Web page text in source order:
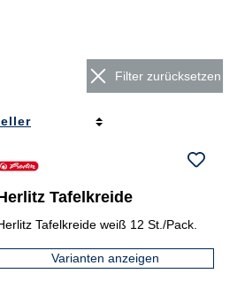
Filter zurücksetzen
Tafelkreide
Tafelkreide weiß 12 St./Pack.
Varianten anzeigen